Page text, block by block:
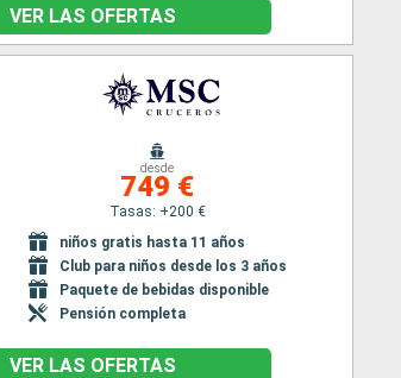
VER LAS OFERTAS
desde
749 €
Tasas: +200 €
niños gratis hasta 11 años
Club para niños desde los 3 años
Paquete de bebidas disponible
Pensión completa
VER LAS OFERTAS